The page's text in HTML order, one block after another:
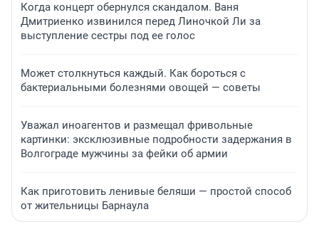
Когда концерт обернулся скандалом. Ваня
Дмитриенко извинился перед Линочкой Ли за
выступление сестры под ее голос
Может столкнуться каждый. Как бороться с
бактериальными болезнями овощей — советы
Уважал иноагентов и размещал фривольные
картинки: эксклюзивные подробности задержания в
Волгограде мужчины за фейки об армии
Как приготовить ленивые беляши — простой способ
от жительницы Барнаула